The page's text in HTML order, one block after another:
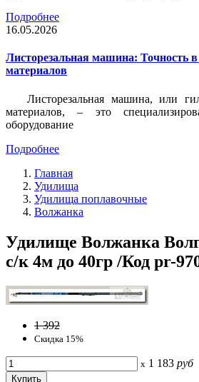
Подробнее
16.05.2026
Листорезальная машина: Точность
материалов
Листорезальная машина, или
материалов, – это
оборудование
Подробнее
Главная
Удилища
Удилища поплавочные
Волжанка
Удилище Волжанка
с/к 4м до 40гр /Код pr-
1 392
Скидка 15%
x 1 183 руб